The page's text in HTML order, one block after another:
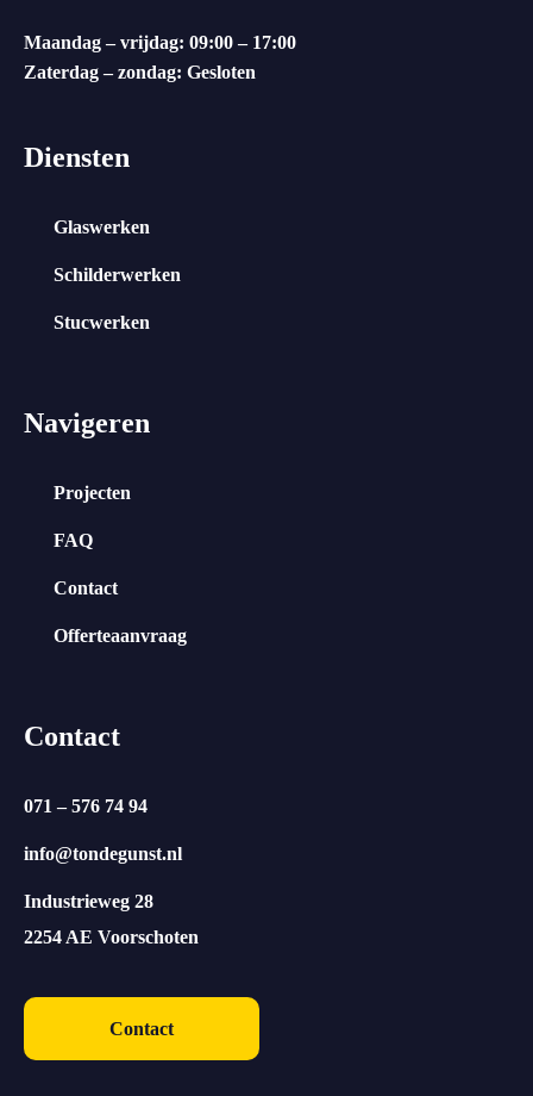
Maandag – vrijdag: 09:00 – 17:00
Zaterdag – zondag: Gesloten
Diensten
Glaswerken
Schilderwerken
Stucwerken
Navigeren
Projecten
FAQ
Contact
Offerteaanvraag
Contact
071 – 576 74 94
info@tondegunst.nl
Industrieweg 28
2254 AE Voorschoten
Contact